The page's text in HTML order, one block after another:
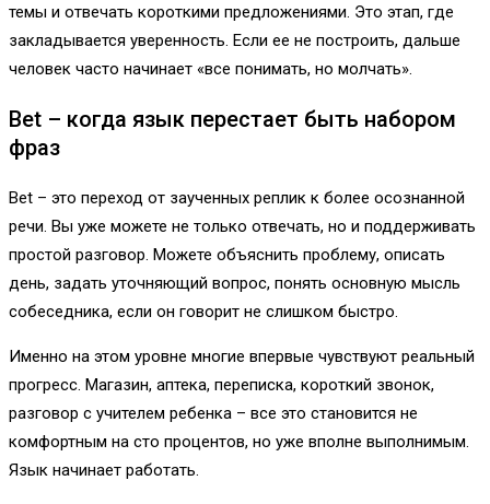
темы и отвечать короткими предложениями. Это этап, где
закладывается уверенность. Если ее не построить, дальше
человек часто начинает «все понимать, но молчать».
Bet – когда язык перестает быть набором
фраз
Bet – это переход от заученных реплик к более осознанной
речи. Вы уже можете не только отвечать, но и поддерживать
простой разговор. Можете объяснить проблему, описать
день, задать уточняющий вопрос, понять основную мысль
собеседника, если он говорит не слишком быстро.
Именно на этом уровне многие впервые чувствуют реальный
прогресс. Магазин, аптека, переписка, короткий звонок,
разговор с учителем ребенка – все это становится не
комфортным на сто процентов, но уже вполне выполнимым.
Язык начинает работать.